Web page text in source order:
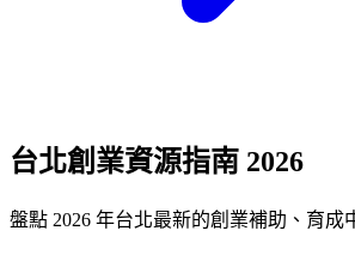
台北創業資源指南 2026
盤點 2026 年台北最新的創業補助、育成